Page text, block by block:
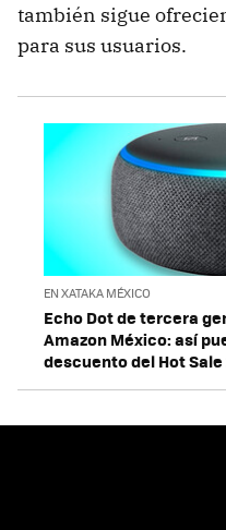
también sigue
para sus usuarios.
EN XATAKA MÉXICO
Echo Dot de tercera
Amazon México: así
descuento del Hot